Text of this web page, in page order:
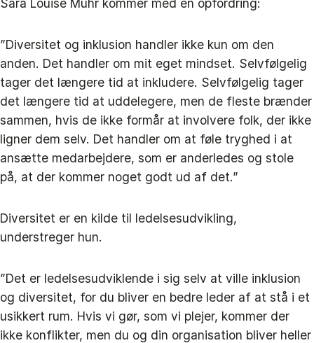
Sara Louise Muhr kommer med en opfordring:
”Diversitet og inklusion handler ikke kun om den
anden. Det handler om mit eget mindset. Selvfølgelig
tager det længere tid at inkludere. Selvfølgelig tager
det længere tid at uddelegere, men de fleste brænder
sammen, hvis de ikke formår at involvere folk, der ikke
ligner dem selv. Det handler om at føle tryghed i at
ansætte medarbejdere, som er anderledes og stole
på, at der kommer noget godt ud af det.”
Diversitet er en kilde til ledelsesudvikling,
understreger hun.
”Det er ledelsesudviklende i sig selv at ville inklusion
og diversitet, for du bliver en bedre leder af at stå i et
usikkert rum. Hvis vi gør, som vi plejer, kommer der
ikke konflikter, men du og din organisation bliver heller